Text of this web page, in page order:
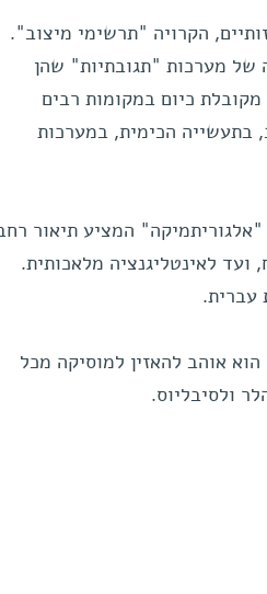
הקרויה "תרשימי מיצוב".
של מערכות "תגובתיות" שהן
כיום במקומות רבים
בתעשייה הכימית, במערכות
"אלגוריתמיקה" המציע תיאור
לאינטליגנציה מלאכותית.
עברית.
הוא אוהב להאזין למוסיקה מכל
ולסיבליוס.